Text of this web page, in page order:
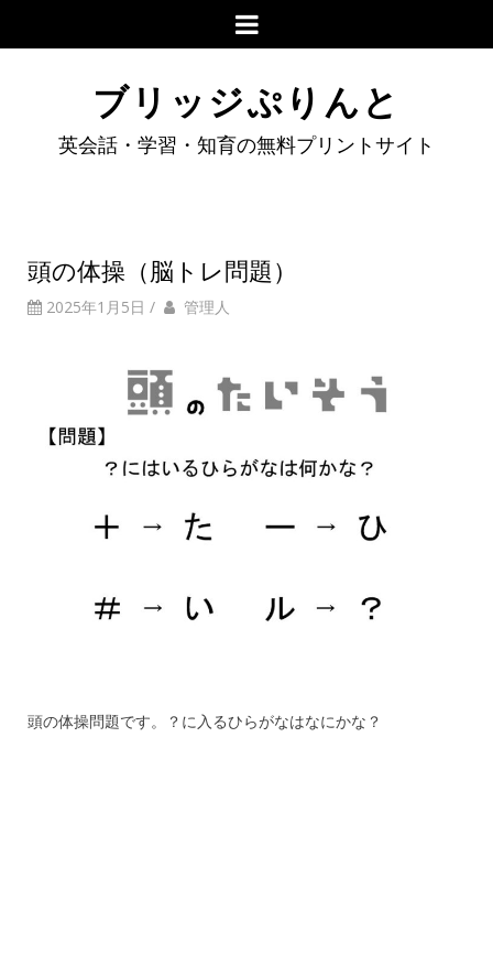
ブリッジぷりんと
英会話・学習・知育の無料プリントサイト
頭の体操（脳トレ問題）
2025年1月5日 / 管理人
頭の体操問題です。？に入るひらがなはなにかな？